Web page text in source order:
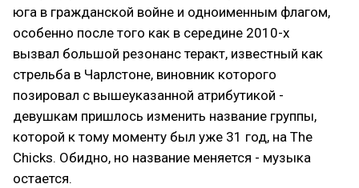
юга в гражданской войне и одноименным флагом,
особенно после того как в середине 2010-х
вызвал большой резонанс теракт, известный как
стрельба в Чарлстоне, виновник которого
позировал с вышеуказанной атрибутикой -
девушкам пришлось изменить название группы,
которой к тому моменту был уже 31 год, на The
Chicks. Обидно, но название меняется - музыка
остается.